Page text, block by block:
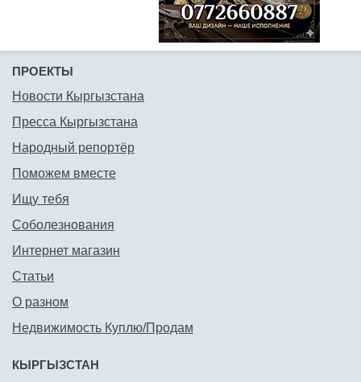
ПРОЕКТЫ
Новости Кыргызстана
Пресса Кыргызстана
Народный репортёр
Поможем вместе
Ищу тебя
Соболезнования
Интернет магазин
Статьи
О разном
Недвижимость Куплю/Продам
КЫРГЫЗСТАН